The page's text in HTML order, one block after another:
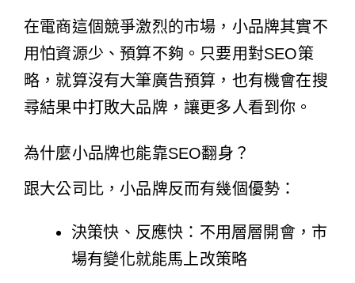
在電商這個競爭激烈的市場，小品牌其實不
用怕資源少、預算不夠。只要用對SEO策
略，就算沒有大筆廣告預算，也有機會在搜
尋結果中打敗大品牌，讓更多人看到你。
為什麼小品牌也能靠SEO翻身？
跟大公司比，小品牌反而有幾個優勢：
決策快、反應快：不用層層開會，市
場有變化就能馬上改策略